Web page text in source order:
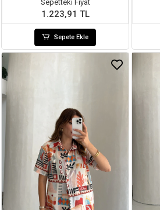
Sepetteki Fiyat
1.223,91 TL
Sepete Ekle